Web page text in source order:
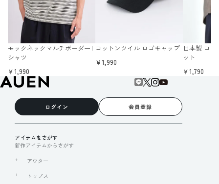
モックネックマルチボーダーT
シャツ
￥1,990
コットンツイル ロゴキャップ
￥1,990
日本製 コ
ット
￥1,790
ログイン 会員登録
アイテムをさがす
新作アイテムからさがす
アウター
トップス